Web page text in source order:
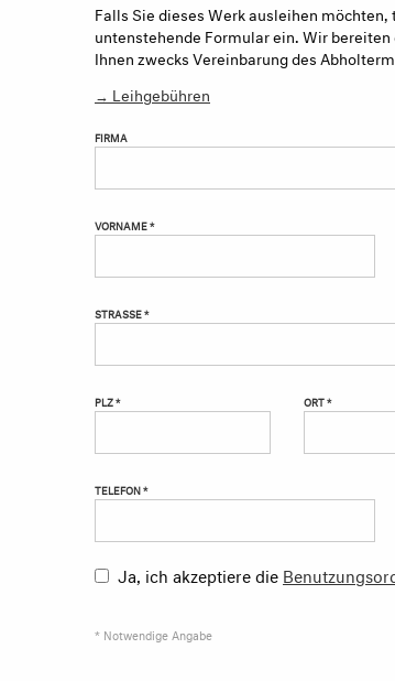
Falls Sie dieses Werk ausleihen
untenstehende Formular ein. Wir
Ihnen zwecks Vereinbarung des
→ Leihgebühren
FIRMA
VORNAME *
STRASSE *
PLZ * ORT *
TELEFON *
Ja, ich akzeptiere die
* Notwendige Angabe